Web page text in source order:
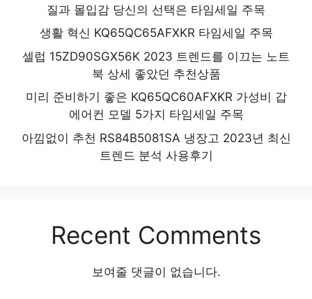
질과 몰입감 당신의 선택은 타임세일 주목
생활 혁신 KQ65QC65AFXKR 타임세일 주목
셀럽 15ZD90SGX56K 2023 트렌드를 이끄는 노트
북 상세 좋았던 추천상품
미리 준비하기 좋은 KQ65QC60AFXKR 가성비 갑
에어컨 모델 5가지 타임세일 주목
아낌없이 추천 RS84B5081SA 냉장고 2023년 최신
트렌드 분석 사용후기
Recent Comments
보여줄 댓글이 없습니다.